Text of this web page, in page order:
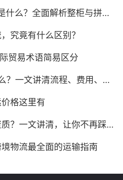
析整柜与拼箱的概念、成本及选择方案
究竟有什么区别？
贸易术语简易区分
流程、费用、注意事项与避坑指南
格这里有
一文讲清，让你不再踩坑！
物流最全面的运输指南